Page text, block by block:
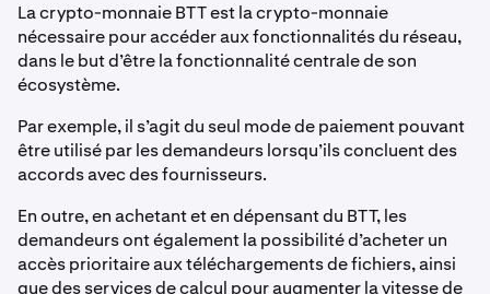
La crypto-monnaie BTT est la crypto-monnaie
nécessaire pour accéder aux fonctionnalités du réseau,
dans le but d’être la fonctionnalité centrale de son
écosystème.
Par exemple, il s’agit du seul mode de paiement pouvant
être utilisé par les demandeurs lorsqu’ils concluent des
accords avec des fournisseurs.
En outre, en achetant et en dépensant du BTT, les
demandeurs ont également la possibilité d’acheter un
accès prioritaire aux téléchargements de fichiers, ainsi
que des services de calcul pour augmenter la vitesse de